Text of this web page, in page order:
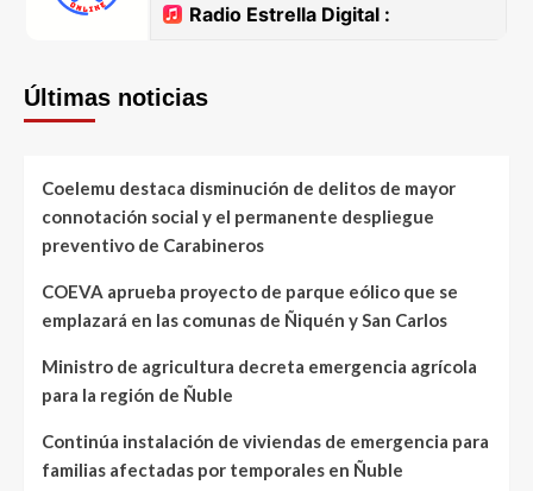
Últimas noticias
Coelemu destaca disminución de delitos de mayor
connotación social y el permanente despliegue
preventivo de Carabineros
COEVA aprueba proyecto de parque eólico que se
emplazará en las comunas de Ñiquén y San Carlos
Ministro de agricultura decreta emergencia agrícola
para la región de Ñuble
Continúa instalación de viviendas de emergencia para
familias afectadas por temporales en Ñuble